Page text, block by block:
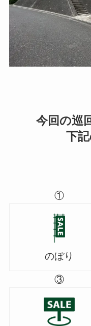
今回の巡
下
①
のぼり
③